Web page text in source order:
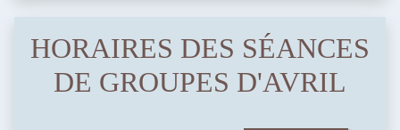
HORAIRES DES SÉANCES
DE GROUPES D'AVRIL